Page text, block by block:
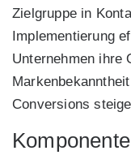
Zielgruppe in
Implementierung
Unternehmen ihre
Conversions